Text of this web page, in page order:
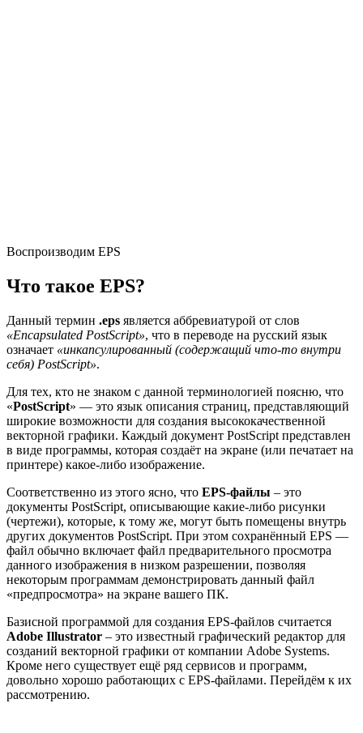
Воспроизводим EPS
Что такое EPS?
Данный термин .eps является аббревиатурой от слов
«Encapsulated PostScript», что в переводе на русский язык
означает «инкапсулированный (содержащий что-то внутри
себя) PostScript».
Для тех, кто не знаком с данной терминологией поясню, что
«PostScript» — это язык описания страниц, представляющий
широкие возможности для создания высококачественной
векторной графики. Каждый документ PostScript представлен
в виде программы, которая создаёт на экране (или печатает на
принтере) какое-либо изображение.
Соответственно из этого ясно, что EPS-файлы – это
документы PostScript, описывающие какие-либо рисунки
(чертежи), которые, к тому же, могут быть помещены внутрь
других документов PostScript. При этом сохранённый EPS —
файл обычно включает файл предварительного просмотра
данного изображения в низком разрешении, позволяя
некоторым программам демонстрировать данный файл
«предпросмотра» на экране вашего ПК.
Базисной программой для создания EPS-файлов считается
Adobe Illustrator – это известный графический редактор для
созданий векторной графики от компании Adobe Systems.
Кроме него существует ещё ряд сервисов и программ,
довольно хорошо работающих с EPS-файлами. Перейдём к их
рассмотрению.